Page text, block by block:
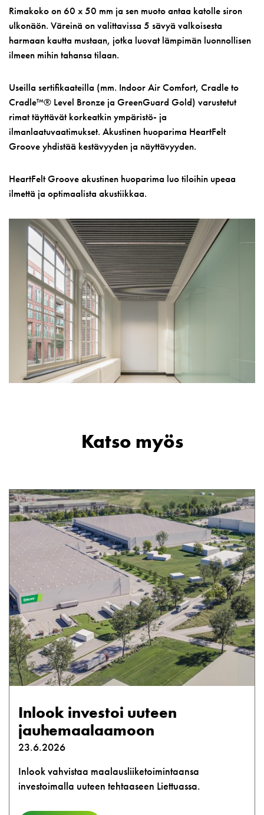
Rimakoko on 60 x 50 mm ja sen muoto antaa katolle siron
ulkonäön. Väreinä on valittavissa 5 sävyä valkoisesta
harmaan kautta mustaan, jotka luovat lämpimän luonnollisen
ilmeen mihin tahansa tilaan.
Useilla sertifikaateilla (mm. Indoor Air Comfort, Cradle to
Cradle™® Level Bronze ja GreenGuard Gold) varustetut
rimat täyttävät korkeatkin ympäristö- ja
ilmanlaatuvaatimukset. Akustinen huoparima HeartFelt
Groove yhdistää kestävyyden ja näyttävyyden.
HeartFelt Groove akustinen huoparima luo tiloihin upeaa
ilmettä ja optimaalista akustiikkaa.
Katso myös
Inlook investoi uuteen
jauhemaalaamoon
23.6.2026
Inlook vahvistaa maalausliiketoimintaansa
investoimalla uuteen tehtaaseen Liettuassa.